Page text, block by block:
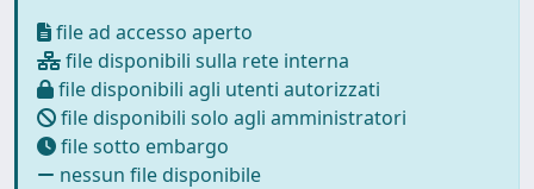
file ad accesso aperto
file disponibili sulla rete interna
file disponibili agli utenti autorizzati
file disponibili solo agli amministratori
file sotto embargo
nessun file disponibile